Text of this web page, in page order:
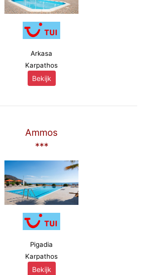
Arkasa
Karpathos
Bekijk
Ammos
***
Pigadia
Karpathos
Bekijk